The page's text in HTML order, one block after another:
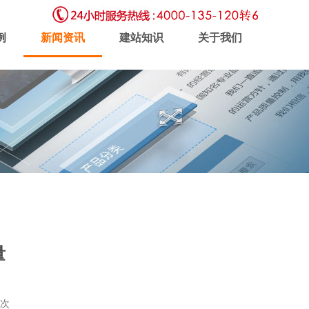
新闻资讯 建站知识 关于我们
虚拟主机 企业邮局 软件开发